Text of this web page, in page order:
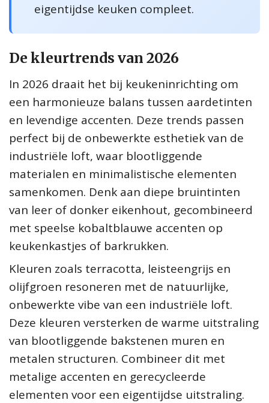
eigentijdse keuken compleet.
De kleurtrends van 2026
In 2026 draait het bij keukeninrichting om
een harmonieuze balans tussen aardetinten
en levendige accenten. Deze trends passen
perfect bij de onbewerkte esthetiek van de
industriële loft, waar blootliggende
materialen en minimalistische elementen
samenkomen. Denk aan diepe bruintinten
van leer of donker eikenhout, gecombineerd
met speelse kobaltblauwe accenten op
keukenkastjes of barkrukken.
Kleuren zoals terracotta, leisteengrijs en
olijfgroen resoneren met de natuurlijke,
onbewerkte vibe van een industriële loft.
Deze kleuren versterken de warme uitstraling
van blootliggende bakstenen muren en
metalen structuren. Combineer dit met
metalige accenten en gerecycleerde
elementen voor een eigentijdse uitstraling.